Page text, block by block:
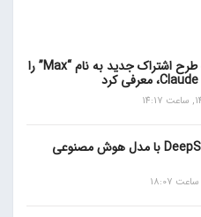
آنتروپیک امروز یک طرح اشتراک جدید به نام “Max” را
رقابت بایدو با DeepSeek با مدل هوش مصنوعی